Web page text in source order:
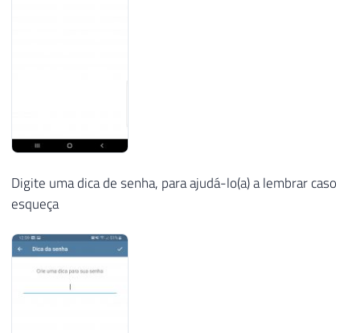
Digite uma dica de senha, para ajudá-lo(a) a lembrar caso
esqueça